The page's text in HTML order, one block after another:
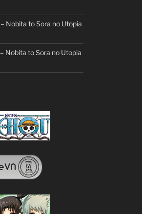
Nobita to Sora no Utopia
Nobita to Sora no Utopia